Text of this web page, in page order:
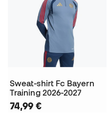
Sweat-shirt Fc Bayern
Training 2026-2027
74,99 €